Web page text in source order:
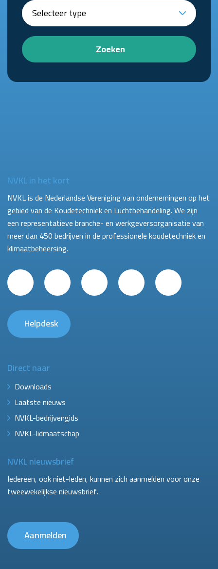
Zoeken
NVKL in het kort
NVKL is de Nederlandse Vereniging van ondernemingen op het
gebied van de Koudetechniek en Luchtbehandeling. We zijn
een representatieve branche- en werkgeversorganisatie van
meer dan 450 bedrijven in de professionele koudetechniek en
klimaatbeheersing.
Helpdesk
Direct naar
Downloads
Laatste nieuws
NVKL-bedrijvengids
NVKL-lidmaatschap
NVKL nieuwsbrief
Iedereen, ook niet-leden, kunnen zich aanmelden voor onze
tweewekelijkse nieuwsbrief.
Aanmelden